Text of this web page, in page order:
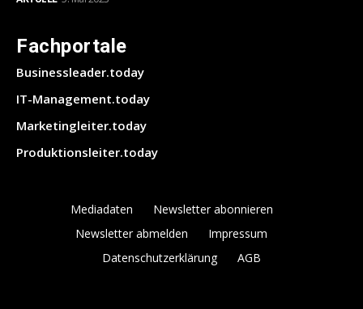
Fachportale
Businessleader.today
IT-Management.today
Marketingleiter.today
Produktionsleiter.today
Mediadaten
Newsletter abonnieren
Newsletter abmelden
Impressum
Datenschutzerklärung
AGB